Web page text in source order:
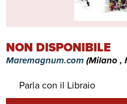
NON DISPONIBILE
Maremagnum.com(Milano ,
Parla con il Libraio